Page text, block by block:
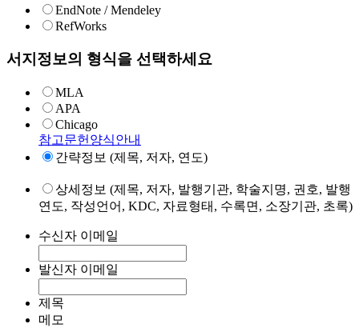
EndNote / Mendeley
RefWorks
서지정보의 형식을 선택하세요
MLA
APA
Chicago
참고문헌양식안내
간략정보 (제목, 저자, 연도)
상세정보 (제목, 저자, 발행기관, 학술지명, 권호, 발행
연도, 작성언어, KDC, 자료형태, 수록면, 소장기관, 초록)
수신자 이메일
발신자 이메일
제목
메모